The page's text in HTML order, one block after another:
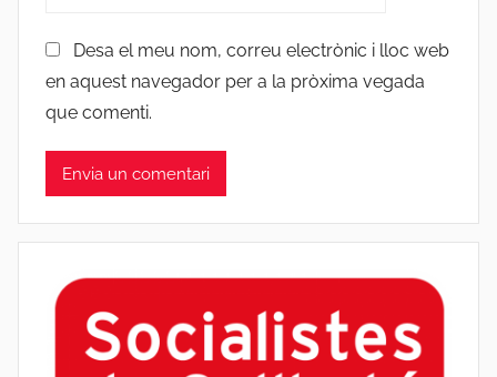
Desa el meu nom, correu electrònic i lloc web
en aquest navegador per a la pròxima vegada
que comenti.